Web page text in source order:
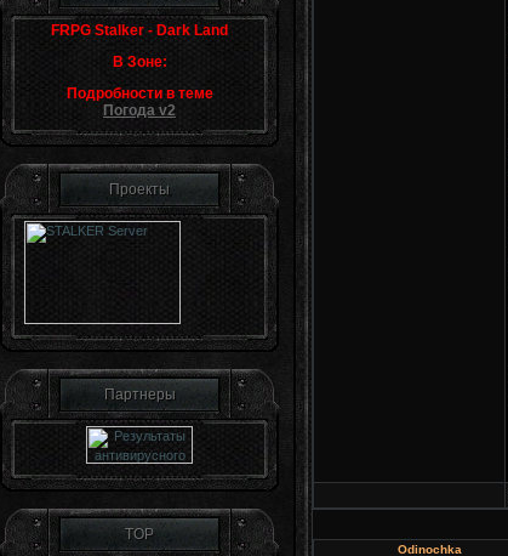
FRPG Stalker - Dark Land
В Зоне:
Подробности в теме
Погода v2
Проекты
Партнеры
TOP
Odinochka